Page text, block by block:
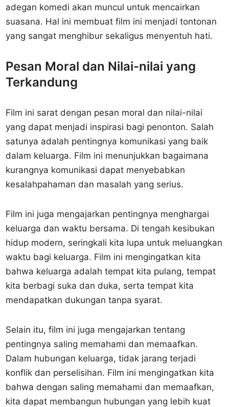
adegan komedi akan muncul untuk mencairkan
suasana. Hal ini membuat film ini menjadi tontonan
yang sangat menghibur sekaligus menyentuh hati.
Pesan Moral dan Nilai-nilai yang
Terkandung
Film ini sarat dengan pesan moral dan nilai-nilai
yang dapat menjadi inspirasi bagi penonton. Salah
satunya adalah pentingnya komunikasi yang baik
dalam keluarga. Film ini menunjukkan bagaimana
kurangnya komunikasi dapat menyebabkan
kesalahpahaman dan masalah yang serius.
Film ini juga mengajarkan pentingnya menghargai
keluarga dan waktu bersama. Di tengah kesibukan
hidup modern, seringkali kita lupa untuk meluangkan
waktu bagi keluarga. Film ini mengingatkan kita
bahwa keluarga adalah tempat kita pulang, tempat
kita berbagi suka dan duka, serta tempat kita
mendapatkan dukungan tanpa syarat.
Selain itu, film ini juga mengajarkan tentang
pentingnya saling memahami dan memaafkan.
Dalam hubungan keluarga, tidak jarang terjadi
konflik dan perselisihan. Film ini mengingatkan kita
bahwa dengan saling memahami dan memaafkan,
kita dapat membangun hubungan yang lebih kuat